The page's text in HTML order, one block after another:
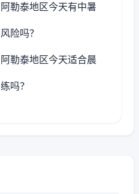
阿勒泰地区今天有中暑
风险吗？
阿勒泰地区今天适合晨
练吗？